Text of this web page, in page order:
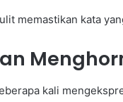
memastikan kata
kali